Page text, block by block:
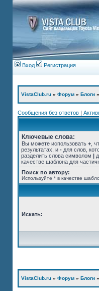
Вход Регистрация
VistaClub.ru » Форум » Блоги »
Сообщения без ответов |
Ключевые слова:
Вы можете использовать + ,
результатах, и - для слов,
разделить слова символом |
качестве шаблона для
Поиск по автору:
Используйте * в качестве
Искать:
VistaClub.ru » Форум » Блоги »